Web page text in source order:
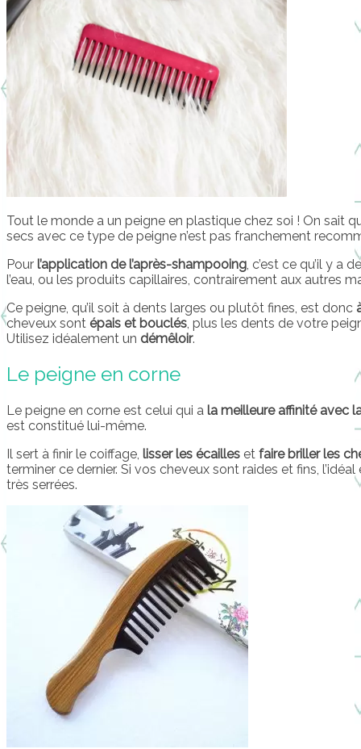
Tout le monde a un peigne en plastique chez soi ! On sait
secs avec ce type de peigne n’est pas franchement
Pour l’application de l’après-shampooing, c’est ce qu’il y a
l’eau, ou les produits capillaires, contrairement aux autres
Ce peigne, qu’il soit à dents larges ou plutôt fines, est donc
cheveux sont épais et bouclés, plus les dents de votre
Utilisez idéalement un démêloir.
Le peigne en corne
Le peigne en corne est celui qui a la meilleure affinité avec
est constitué lui-même.
Il sert à finir le coiffage, lisser les écailles et faire briller les
terminer ce dernier. Si vos cheveux sont raides et fins,
très serrées.